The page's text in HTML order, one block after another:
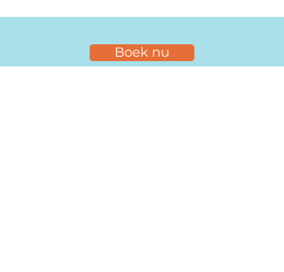
Boek nu